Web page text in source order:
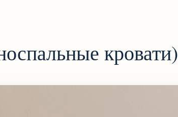
кровати)